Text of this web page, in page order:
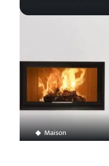
Maison